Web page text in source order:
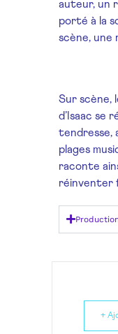
auteur, un
porté à la
scène, une
Sur scène,
d’Isaac se
tendresse,
plages
raconte
réinventer
+